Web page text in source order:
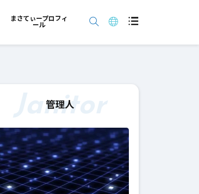
まさてぃープロフィ
ール
管理人
Janitor